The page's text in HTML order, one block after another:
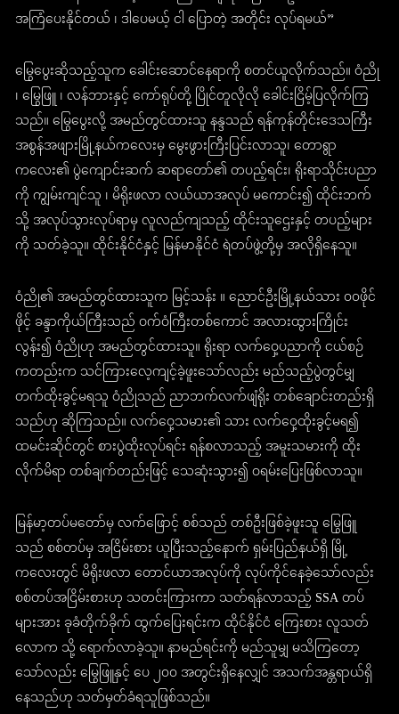
အကြံပေးနိုင်တယ် ၊ ဒါပေမယ့် ငါ ပြောတဲ့ အတိုင်း လုပ်ရမယ်”
မြွေပွေးဆိုသည့်သူက ခေါင်းဆောင်နေရာကို စတင်ယူလိုက်သည်။ ဝံညို
၊ မြွေဖြူ ၊ လန်ဘားနှင့် ကော်ရုပ်တို့ ပြိုင်တူလိုလို ခေါင်းငြိမ့်ပြလိုက်ကြ
သည်။ မြွေပွေးလို့ အမည်တွင်ထားသူ နန္ဒသည် ရန်ကုန်တိုင်းဒေသကြီး
အစွန်အဖျားမြို့နယ်ကလေးမှ မွေးဖွားကြီးပြင်းလာသူ၊ တောရွာ
ကလေး၏ ပွဲကျောင်းဆက် ဆရာတော်၏ တပည့်ရင်း၊ ရိုးရာသိုင်းပညာ
ကို ကျွမ်းကျင်သူ ၊ မိရိုးဖလာ လယ်ယာအလုပ် မကောင်း၍ ထိုင်းဘက်
သို့ အလုပ်သွားလုပ်ရာမှ လူလည်ကျသည့် ထိုင်းသူဌေးနှင့် တပည့်များ
ကို သတ်ခဲ့သူ။ ထိုင်းနိုင်ငံနှင့် မြန်မာနိုင်ငံ ရဲတပ်ဖွဲ့တို့မှ အလိုရှိနေသူ။
ဝံညို၏ အမည်တွင်ထားသူက မြင့်သန်း ။ ညောင်ဦးမြို့နယ်သား ၀၀ဖိုင်
ဖိုင့် ခန္ဒာကိုယ်ကြီးသည် ဝက်ဝံကြီးတစ်ကောင် အလားထွားကြိုင်း
လွန်း၍ ဝံညိုဟု အမည်တွင်ထားသူ။ ရိုးရာ လက်ဝှေ့ပညာကို ငယ်စဉ်
ကတည်းက သင်ကြားလေ့ကျင့်ခဲ့ဖူးသော်လည်း မည်သည့်ပွဲတွင်မျှ
တက်ထိုးခွင့်မရသူ ဝံညိုသည် ညာဘက်လက်ဖျံရိုး တစ်ချောင်းတည်းရှိ
သည်ဟု ဆိုကြသည်။ လက်ဝှေ့သမား၏ သား လက်ဝှေ့ထိုးခွင့်မရ၍
ထမင်းဆိုင်တွင် စားပွဲထိုးလုပ်ရင်း ရန်စလာသည့် အမူးသမားကို ထိုး
လိုက်မိရာ တစ်ချက်တည်းဖြင့် သေဆုံးသွား၍ ဝရမ်းပြေးဖြစ်လာသူ။
မြန်မာ့တပ်မတော်မှ လက်ဖြောင့် စစ်သည် တစ်ဦးဖြစ်ခဲ့ဖူးသူ မြွေဖြူ
သည် စစ်တပ်မှ အငြိမ်းစား ယူပြီးသည့်နောက် ရှမ်းပြည်နယ်ရှိ မြို့
ကလေးတွင် မိရိုးဖလာ တောင်ယာအလုပ်ကို လုပ်ကိုင်နေခဲ့သော်လည်း
စစ်တပ်အငြိမ်းစားဟု သတင်းကြားကာ သတ်ရန်လာသည့် SSA တပ်
များအား ခုခံတိုက်ခိုက် ထွက်ပြေးရင်းက ထိုင်နိုင်ငံ ကြေးစား လူသတ်
လောက သို့ ရောက်လာခဲ့သူ။ နာမည်ရင်းကို မည်သူမျှ မသိကြတော့
သော်လည်း မြွေဖြူနှင့် ပေ ၂၀၀ အတွင်းရှိနေလျှင် အသက်အန္တရာယ်ရှိ
နေသည်ဟု သတ်မှတ်ခံရသူဖြစ်သည်။